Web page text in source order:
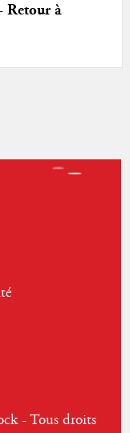
Retour à
- Tous droits